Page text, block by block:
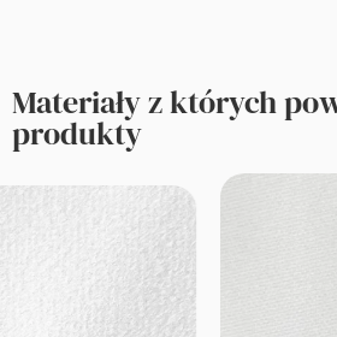
Materiały z których
produkty